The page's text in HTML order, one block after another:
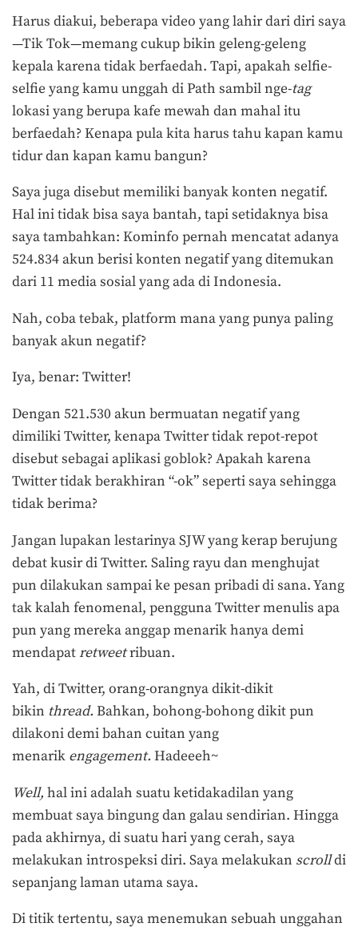
Harus diakui, beberapa video yang lahir dari diri saya
—Tik Tok—memang cukup bikin geleng-geleng
kepala karena tidak berfaedah. Tapi, apakah selfie-
selfie yang kamu unggah di Path sambil nge-tag
lokasi yang berupa kafe mewah dan mahal itu
berfaedah? Kenapa pula kita harus tahu kapan kamu
tidur dan kapan kamu bangun?
Saya juga disebut memiliki banyak konten negatif.
Hal ini tidak bisa saya bantah, tapi setidaknya bisa
saya tambahkan: Kominfo pernah mencatat adanya
524.834 akun berisi konten negatif yang ditemukan
dari 11 media sosial yang ada di Indonesia.
Nah, coba tebak, platform mana yang punya paling
banyak akun negatif?
Iya, benar: Twitter!
Dengan 521.530 akun bermuatan negatif yang
dimiliki Twitter, kenapa Twitter tidak repot-repot
disebut sebagai aplikasi goblok? Apakah karena
Twitter tidak berakhiran “-ok” seperti saya sehingga
tidak berima?
Jangan lupakan lestarinya SJW yang kerap berujung
debat kusir di Twitter. Saling rayu dan menghujat
pun dilakukan sampai ke pesan pribadi di sana. Yang
tak kalah fenomenal, pengguna Twitter menulis apa
pun yang mereka anggap menarik hanya demi
mendapatretweetribuan.
Yah, di Twitter, orang-orangnya dikit-dikit
bikin thread.Bahkan, bohong-bohong dikit pun
dilakoni demi bahan cuitan yang
menarik engagement.Hadeeeh~
Well, hal ini adalah suatu ketidakadilan yang
membuat saya bingung dan galau sendirian. Hingga
pada akhirnya, di suatu hari yang cerah, saya
melakukan introspeksi diri. Saya melakukan scrolldi
sepanjang laman utama saya.
Di titik tertentu, saya menemukan sebuah unggahan